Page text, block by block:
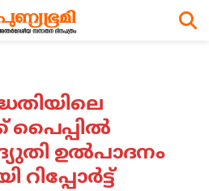
ഉല്‍പാദനം
റിപ്പോര്‍ട്ട്